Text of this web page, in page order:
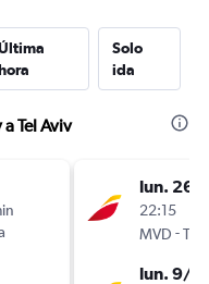
Solo
ida
Tel Aviv
lun. 26/
22:15
MVD -TLV
lun. 9/11